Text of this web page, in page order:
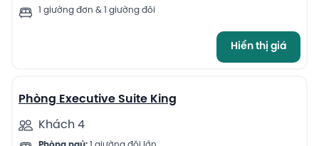
1 giường đơn & 1 giường đôi
Hiển thị giá
8
Phòng Executive Suite King
Khách 4